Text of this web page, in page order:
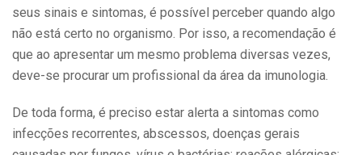
seus sinais e sintomas, é possível perceber quando algo
não está certo no organismo. Por isso, a recomendação é
que ao apresentar um mesmo problema diversas vezes,
deve-se procurar um profissional da área da imunologia.
De toda forma, é preciso estar alerta a sintomas como
infecções recorrentes, abscessos, doenças gerais